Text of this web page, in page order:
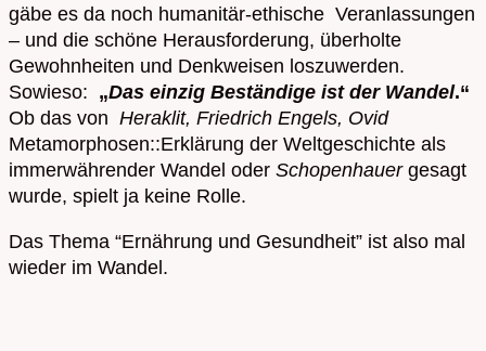
gäbe es da noch humanitär-ethische Veranlassungen
– und die schöne Herausforderung, überholte
Gewohnheiten und Denkweisen loszuwerden.
Sowieso: „Das einzig Beständige ist der Wandel.“
Ob das von Heraklit, Friedrich Engels, Ovid
Metamorphosen::Erklärung der Weltgeschichte als
immerwährender Wandel oder Schopenhauergesagt
wurde, spielt ja keine Rolle.
Das Thema “Ernährung und Gesundheit” ist also mal
wieder im Wandel.